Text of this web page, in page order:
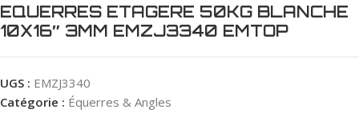
EQUERRES ETAGERE 50KG BLANCHE
10X16″ 3MM EMZJ3340 EMTOP
UGS : EMZJ3340
Catégorie : Équerres & Angles